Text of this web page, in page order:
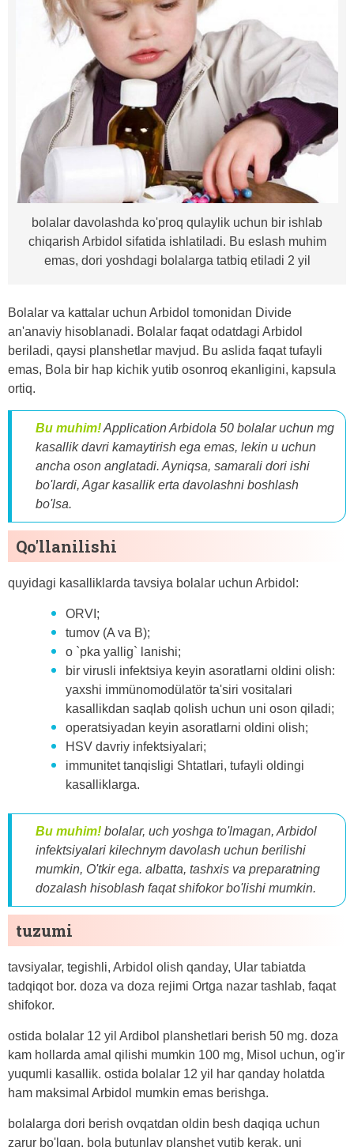
bolalar davolashda ko'proq qulaylik uchun bir ishlab
chiqarish Arbidol sifatida ishlatiladi. Bu eslash muhim
emas, dori yoshdagi bolalarga tatbiq etiladi 2 yil
Bolalar va kattalar uchun Arbidol tomonidan Divide
an'anaviy hisoblanadi. Bolalar faqat odatdagi Arbidol
beriladi, qaysi planshetlar mavjud. Bu aslida faqat tufayli
emas, Bola bir hap kichik yutib osonroq ekanligini, kapsula
ortiq.
Bu muhim!Application Arbidola 50 bolalar uchun mg
kasallik davri kamaytirish ega emas, lekin u uchun
ancha oson anglatadi. Ayniqsa, samarali dori ishi
bo'lardi, Agar kasallik erta davolashni boshlash
bo'lsa.
Qo'llanilishi
quyidagi kasalliklarda tavsiya bolalar uchun Arbidol:
ORVI;
tumov (A va B);
o `pka yallig` lanishi;
bir virusli infektsiya keyin asoratlarni oldini olish:
yaxshi immünomodülatör ta'siri vositalari
kasallikdan saqlab qolish uchun uni oson qiladi;
operatsiyadan keyin asoratlarni oldini olish;
HSV davriy infektsiyalari;
immunitet tanqisligi Shtatlari, tufayli oldingi
kasalliklarga.
Bu muhim! bolalar, uch yoshga to'lmagan, Arbidol
infektsiyalari kilechnym davolash uchun berilishi
mumkin, O'tkir ega. albatta, tashxis va preparatning
dozalash hisoblash faqat shifokor bo'lishi mumkin.
tuzumi
tavsiyalar, tegishli, Arbidol olish qanday, Ular tabiatda
tadqiqot bor. doza va doza rejimi Ortga nazar tashlab, faqat
shifokor.
ostida bolalar 12 yil Ardibol planshetlari berish 50 mg. doza
kam hollarda amal qilishi mumkin 100 mg, Misol uchun, og'ir
yuqumli kasallik. ostida bolalar 12 yil har qanday holatda
ham maksimal Arbidol mumkin emas berishga.
bolalarga dori berish ovqatdan oldin besh daqiqa uchun
zarur bo'lgan. bola butunlay planshet yutib kerak, uni